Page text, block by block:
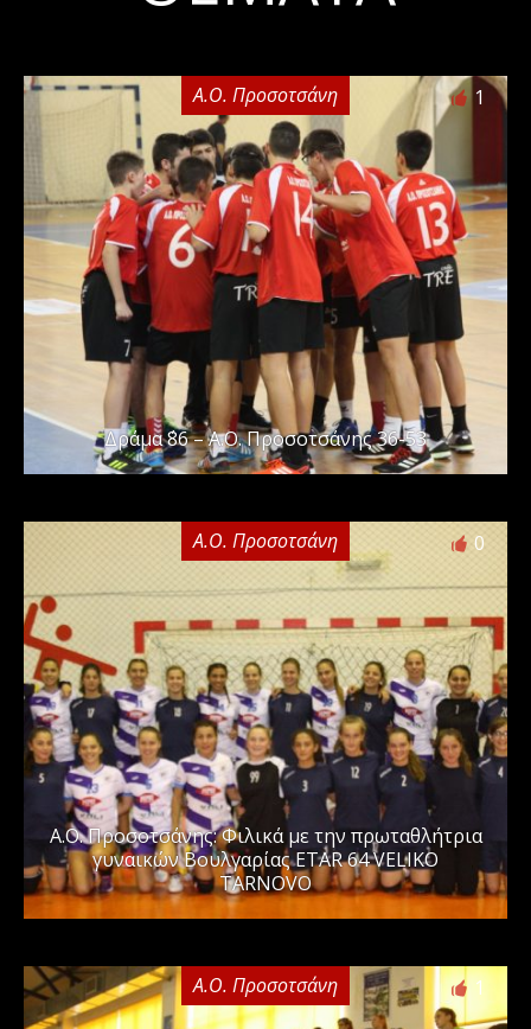
Α.Ο. Προσοτσάνη 1
Δράμα ΄86 – Α.Ο. Προσοτσάνης 36-53
Α.Ο. Προσοτσάνη 0
Α.Ο. Προσοτσάνης: Φιλικά με την πρωταθλήτρια
γυναικών Βουλγαρίας ETAR 64 VELIKO
TARNOVO
Α.Ο. Προσοτσάνη 1